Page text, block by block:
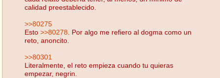
calidad preestablecido.
>>80275
Esto >>80278 . Por algo me refiero al dogma como un
reto, anoncito.
>>80301
Literalmente, el reto empieza cuando tu quieras
empezar, negrin.